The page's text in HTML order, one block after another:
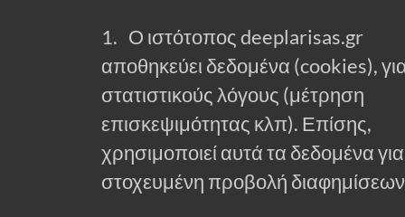
1. Ο ιστότοπος deeplarisas.gr
αποθηκεύει δεδομένα (cookies),
στατιστικούς λόγους (μέτρηση
επισκεψιμότητας κλπ). Επίσης,
χρησιμοποιεί αυτά τα δεδομένα για
στοχευμένη προβολή